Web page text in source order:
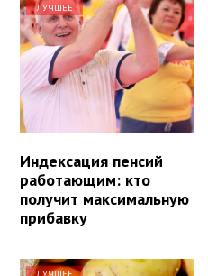
ЛУЧШЕЕ
Индексация пенсий
работающим: кто
получит максимальную
прибавку
ЛУЧШЕЕ